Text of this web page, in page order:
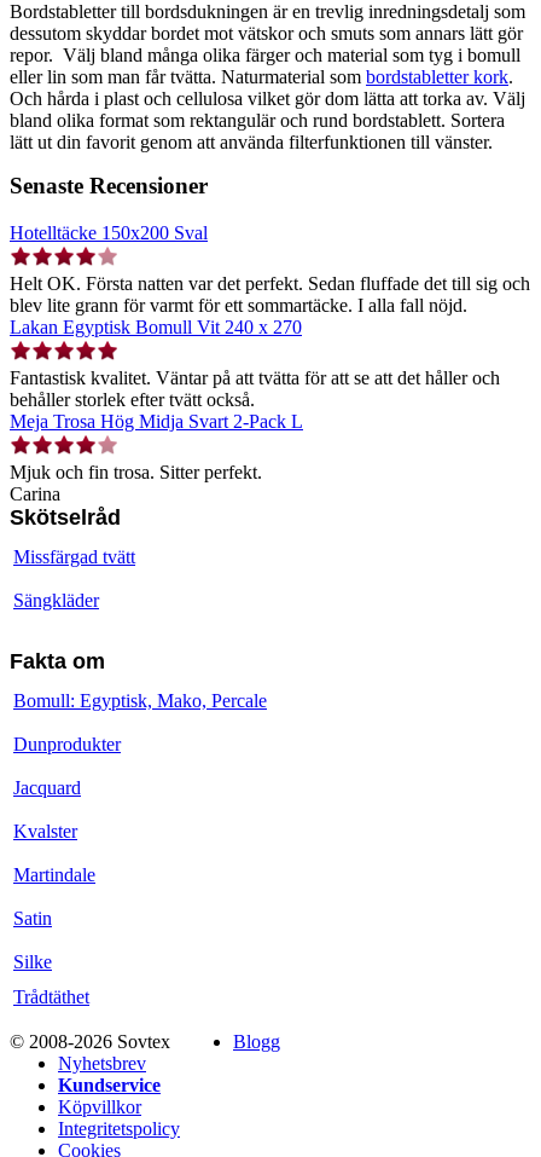
Bordstabletter till bordsdukningen är en trevlig inredningsdetalj som
dessutom skyddar bordet mot vätskor och smuts som annars lätt gör
repor. Välj bland många olika färger och material som tyg i bomull
eller lin som man får tvätta. Naturmaterial som bordstabletter kork.
Och hårda i plast och cellulosa vilket gör dom lätta att torka av. Välj
bland olika format som rektangulär och rund bordstablett. Sortera
lätt ut din favorit genom att använda filterfunktionen till vänster.
Senaste Recensioner
Hotelltäcke 150x200 Sval
Helt OK. Första natten var det perfekt. Sedan fluffade det till sig och
blev lite grann för varmt för ett sommartäcke. I alla fall nöjd.
Lakan Egyptisk Bomull Vit 240 x 270
Fantastisk kvalitet. Väntar på att tvätta för att se att det håller och
behåller storlek efter tvätt också.
Meja Trosa Hög Midja Svart 2-Pack L
Mjuk och fin trosa. Sitter perfekt.
Carina
Skötselråd
Missfärgad tvätt
Sängkläder
Fakta om
Bomull: Egyptisk, Mako, Percale
Dunprodukter
Jacquard
Kvalster
Martindale
Satin
Silke
Trådtäthet
© 2008-2026 Sovtex
Blogg
Nyhetsbrev
Kundservice
Köpvillkor
Integritetspolicy
Cookies